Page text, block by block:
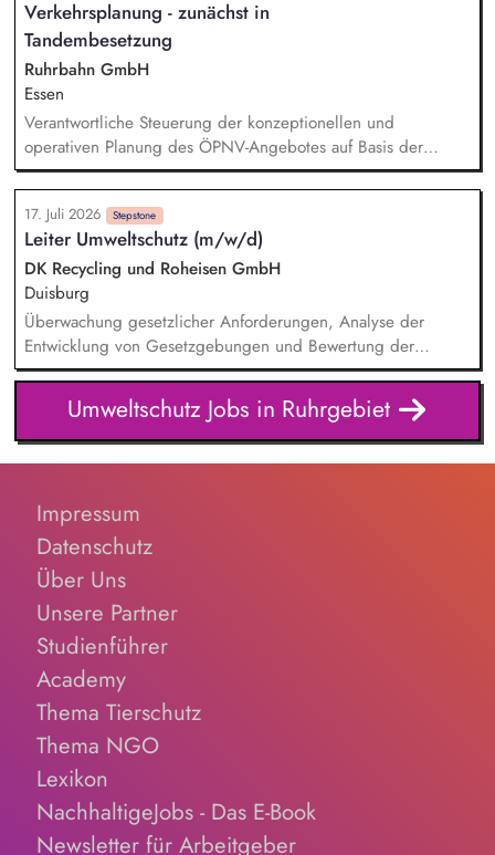
Finanzmittelverantwortung über das Projektvolumen in Höhe
von 10 Millionen Euro sowie die Akquise von Fördermitteln
kontinuierliche Berichterstattung gegenüber der Amtsleitung
und Vertretung in politischen Gremien Steuerung und
Koordination von Informationen und Projektvorschlägen mit
dem internen Projektteam sowie anderen städtischen und
externen Akteuren
Verkehrsplanung - zunächst in
Tandembesetzung
Ruhrbahn GmbH
Essen
Verantwortliche Steuerung der konzeptionellen und
operativen Planung des ÖPNV-Angebotes auf Basis der
Nahverkehrspläne der Städte Essen und Mülheim an der
Ruhr. Strategische und operative Weiterentwicklung der
Fahrplanung und das Hand in Hand mit der Digitalisierung
und Weiterentwicklung der Fähigkeiten des Teams.
Sicherstellung der kundenorientierten, vernetzten und
wirtschaftlichen Angebotsqualität durch eine adäquate
Planung – von der Strategie bis in die operative
Fahrplanung, einschließlich Baustellen und Kurzfrist-
Maßnahmen.
17. Juli 2026 Stepstone
Leiter Umweltschutz (m/w/d)
DK Recycling und Roheisen GmbH
Duisburg
Überwachung gesetzlicher Anforderungen, Analyse der
Entwicklung von Gesetzgebungen und Bewertung der
Auswirkungen auf den Betrieb Aktive Tätigkeit als
Immissionsschutz-, Abfall- und Gewässerschutzbeauftragter
Betreuung der REACh Registrierungen Pflege, Lenkung und
Weiterentwicklung interner Systeme zum Umweltmanagement
(ISO 14001) Verantwortung für die Durchführung aller
und Pflege des Genehmigungs- und Anlagenkatasters
Umweltschutz Jobs in Ruhrgebiet
Impressum
Datenschutz
Über Uns
Unsere Partner
Studienführer
Academy
Thema Tierschutz
Thema NGO
Lexikon
NachhaltigeJobs - Das E-Book
Newsletter für Arbeitgeber